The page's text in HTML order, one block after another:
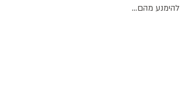
להימנע מהם...